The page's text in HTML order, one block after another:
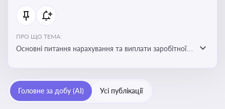
ПРО ЩО ТЕМА:
Основні питання нарахування та виплати заробітної
інформації про можливі схеми зловживань
Головне за добу (AI) Усі публікації